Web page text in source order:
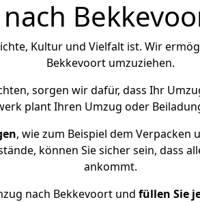
nach
Kultur und Vielfalt ist. Wir
Bekkevoort umzuziehen.
sorgen wir dafür, dass Ihr
plant Ihren Umzug oder
, wie zum Beispiel dem
können Sie sicher sein, dass
ankommt.
nach Bekkevoort und füllen Sie